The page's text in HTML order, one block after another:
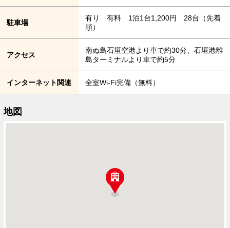
駐車場
有り 有料 1泊1台1,200円 28台（先着
順）
アクセス
南ぬ島石垣空港より車で約30分、石垣港離
島ターミナルより車で約5分
インターネット関連 全室Wi-Fi完備（無料）
地図